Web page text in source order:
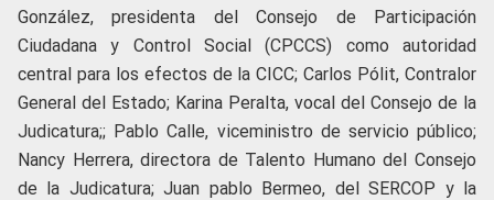
González, presidenta del Consejo de Participación
Ciudadana y Control Social (CPCCS) como autoridad
central para los efectos de la CICC; Carlos Pólit, Contralor
General del Estado; Karina Peralta, vocal del Consejo de la
Judicatura;; Pablo Calle, viceministro de servicio público;
Nancy Herrera, directora de Talento Humano del Consejo
de la Judicatura; Juan pablo Bermeo, del SERCOP y la